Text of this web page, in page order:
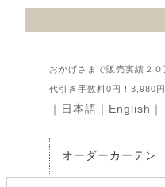
おかげさまで販売実績２０
代引き手数料0円！3,980
｜ 日本語 ｜ English ｜
オーダーカーテン